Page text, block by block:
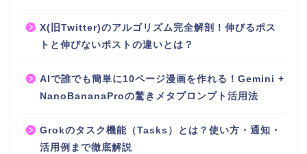
X(旧Twitter)のアルゴリズム完全解剖！伸びるポス
トと伸びないポストの違いとは？
AIで誰でも簡単に10ページ漫画を作れる！Gemini +
NanoBananaProの驚きメタプロンプト活用法
Grokのタスク機能（Tasks）とは？使い方・通知・
活用例まで徹底解説